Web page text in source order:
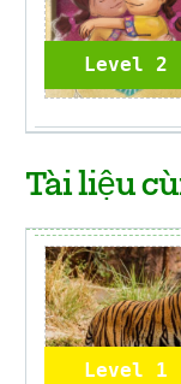
Level 2
Tài liệu
Level 1